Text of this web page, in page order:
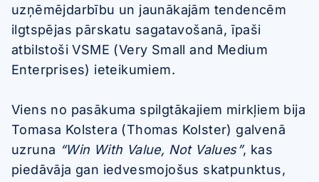
uzņēmējdarbību un jaunākajām tendencēm
ilgtspējas pārskatu sagatavošanā, īpaši
atbilstoši VSME (Very Small and Medium
Enterprises) ieteikumiem.
Viens no pasākuma spilgtākajiem mirkļiem bija
Tomasa Kolstera (Thomas Kolster) galvenā
uzruna “Win With Value, Not Values”, kas
piedāvāja gan iedvesmojošus skatpunktus,